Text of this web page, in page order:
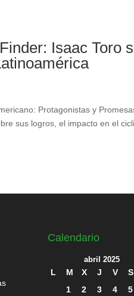
Isaac Toro
Protagonistas y
sus logros, el impacto en el
Calendario
abril 2025
L M X J V S
1
2 3 4 5